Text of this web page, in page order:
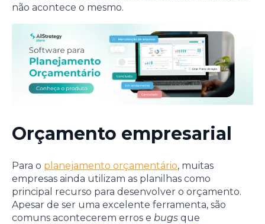
não acontece o mesmo.
Orçamento empresarial
Para o planejamento orçamentário, muitas
empresas ainda utilizam as planilhas como
principal recurso para desenvolver o orçamento.
Apesar de ser uma excelente ferramenta, são
comuns acontecerem erros e bugs que